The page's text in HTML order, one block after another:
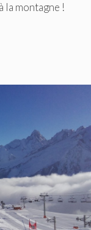
la montagne !